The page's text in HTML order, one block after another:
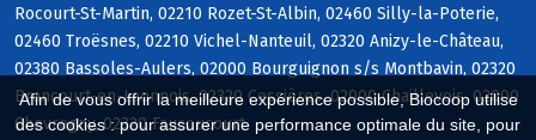
Afin de vous offrir la meilleure expérience possible, Biocoop utilise
des cookies : pour assurer une performance optimale du site, pour
Rocourt-St-Martin, 02210 Rozet-St-Albin, 02460 Silly-la-Poterie,
02460 Troësnes, 02210 Vichel-Nanteuil, 02320 Anizy-le-Château,
02380 Bassoles-Aulers, 02000 Bourguignon s/s Montbavin, 02320
Brancourt-en-Laonnois, 02320 Cessières, 02000 Chaillevois, 02000
Chevregny, 02320 Faucoucourt